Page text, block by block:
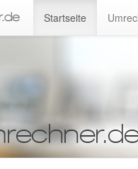
Startseite